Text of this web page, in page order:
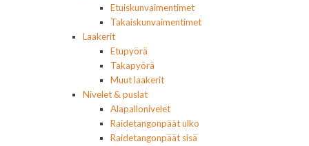
Etuiskunvaimentimet
Takaiskunvaimentimet
Laakerit
Etupyörä
Takapyörä
Muut laakerit
Nivelet & puslat
Alapallonivelet
Raidetangonpäät ulko
Raidetangonpäät sisä